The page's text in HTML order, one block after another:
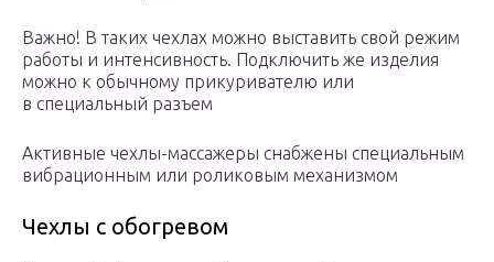
Важно! В таких чехлах можно выставить свой режим
работы и интенсивность. Подключить же изделия
можно к обычному прикуривателю или
в специальный разъем
Активные чехлы-массажеры снабжены специальным
вибрационным или роликовым механизмом
Чехлы с обогревом